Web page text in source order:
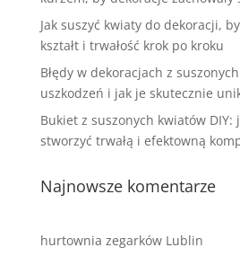
Jak suszyć kwiaty do dekoracji,
kształt i trwałość krok po kroku
Błędy w dekoracjach z
uszkodzeń i jak je skutecznie
Bukiet z suszonych kwiatów DIY:
stworzyć trwałą i efektowną
Najnowsze komentarze
hurtownia zegarków Lublin